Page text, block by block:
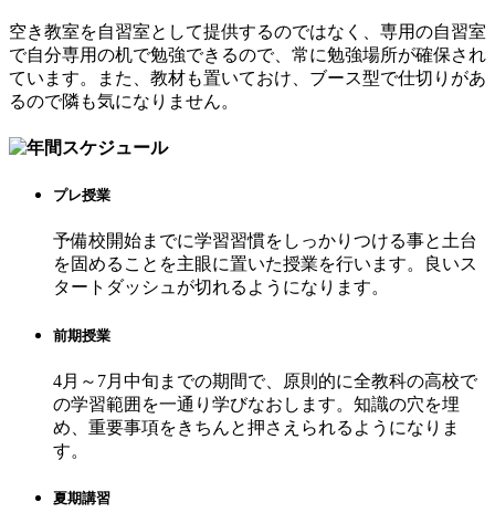
空き教室を自習室として提供するのではなく、専用の自習室
で自分専用の机で勉強できるので、常に勉強場所が確保され
ています。また、教材も置いておけ、ブース型で仕切りがあ
るので隣も気になりません。
プレ授業
予備校開始までに学習習慣をしっかりつける事と土台
を固めることを主眼に置いた授業を行います。良いス
タートダッシュが切れるようになります。
前期授業
4月～7月中旬までの期間で、原則的に全教科の高校で
の学習範囲を一通り学びなおします。知識の穴を埋
め、重要事項をきちんと押さえられるようになりま
す。
夏期講習